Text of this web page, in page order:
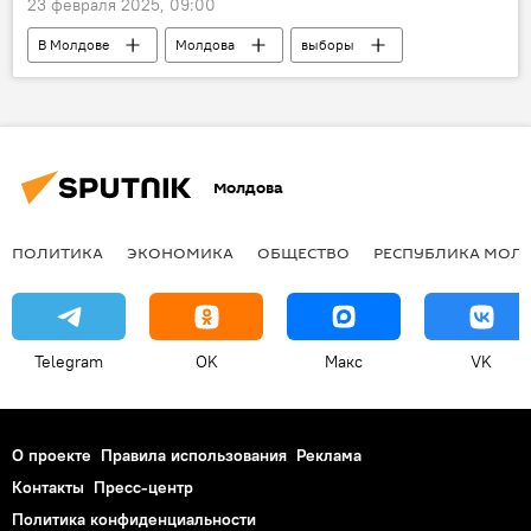
23 февраля 2025, 09:00
В Молдове Молдова
выборы
Павел Постика
Молдова
ПОЛИТИКА ЭКОНОМИКА ОБЩЕСТВО РЕСПУБЛИКА
Telegram OK Макс VK
О проекте Правила использования Реклама
Контакты Пресс-центр
Политика конфиденциальности